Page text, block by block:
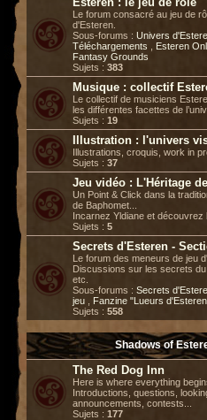
Le forum consacré au jeu de
d'Esteren.
Sous-forums : Univers
Téléchargements
Esteren
Fantasy Grounds
Sujets : 383
Musique : collectif
Le collectif de musiciens
les différentes facettes de
Sujets : 19
Illustration : l'univers
Illustrations, croquis, work in
Sujets : 37
Jeu vidéo : L'Héritage
Un Point & Click dans la
de Baphomet...
Incarnez Yldiane et découvrez
Sujets : 5
Secrets d'Esteren -
Le forum des meneurs de jeu
Discussions sur les secrets
etc.
Sous-forums : Secrets
jeu
Fanzine "Lueurs
Sujets : 558
Shadows of
The Red Dog Inn
Here is where everything
Introductions, questions,
announcements, contests...
Sujets : 177